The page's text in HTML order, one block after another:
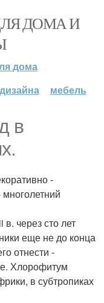
ДОМА И
дома
мебель
в
-
через сто лет
еще не до конца
отнести -
Хлорофитум
в субтропиках